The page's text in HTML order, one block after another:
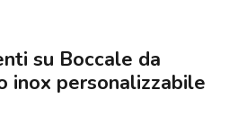
su Boccale da
inox personalizzabile